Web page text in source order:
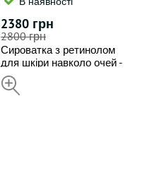
2380 грн
2800 грн
Сироватка з ретинолом
для шкіри навколо очей -
INSTYTUTUM Eye Multitasker
Retinol Serum Classic 15 мл